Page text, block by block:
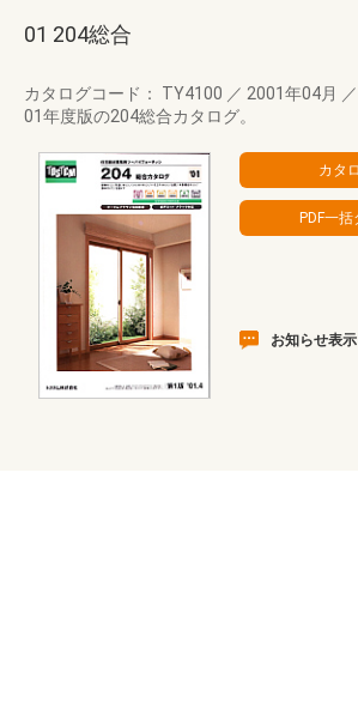
01 204総合
カタログコード： TY4100 ／ 2001年04月 ／
01年度版の204総合カタログ。
お知らせ表示